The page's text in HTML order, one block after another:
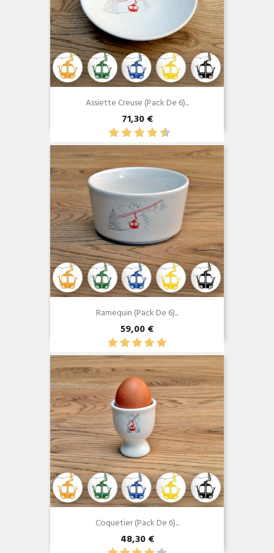
Assiette Creuse (Pack De 6)...
71,30 €
Aperçu rapide
Ramequin (Pack De 6)...
59,00 €
Aperçu rapide
Coquetier (Pack De 6)...
48,30 €